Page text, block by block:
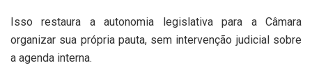
Isso restaura a autonomia legislativa para a Câmara
organizar sua própria pauta, sem intervenção judicial sobre
a agenda interna.